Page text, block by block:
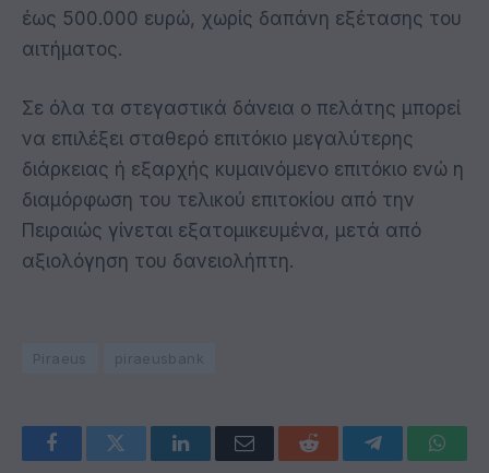
έως 500.000 ευρώ, χωρίς δαπάνη εξέτασης του
αιτήματος.
Σε όλα τα στεγαστικά δάνεια ο πελάτης μπορεί
να επιλέξει σταθερό επιτόκιο μεγαλύτερης
διάρκειας ή εξαρχής κυμαινόμενο επιτόκιο ενώ η
διαμόρφωση του τελικού επιτοκίου από την
Πειραιώς γίνεται εξατομικευμένα, μετά από
αξιολόγηση του δανειολήπτη.
Piraeus piraeusbank
FacebookTwitter LinkedInEmail Reddit Telegram